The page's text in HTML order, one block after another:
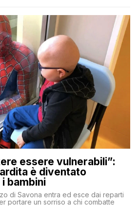
essere vulnerabili”:
è diventato
bambini
di Savona entra ed esce dai reparti
portare un sorriso a chi combatte